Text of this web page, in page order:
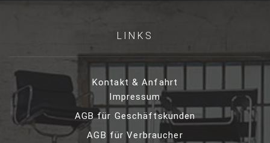
LINKS
Kontakt & Anfahrt
Impressum
AGB für Geschäftskunden
AGB für Verbraucher